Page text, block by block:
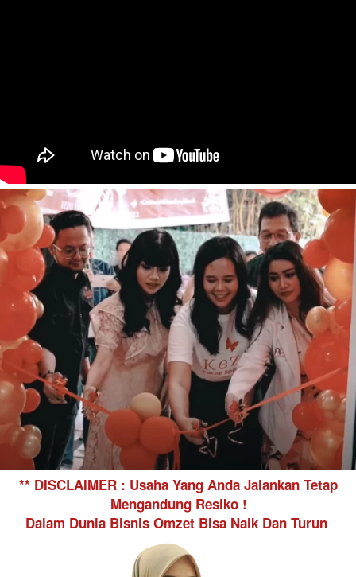
** DISCLAIMER : Usaha Yang Anda Jalankan Tetap
Mengandung Resiko !
Dalam Dunia Bisnis Omzet Bisa Naik Dan Turun